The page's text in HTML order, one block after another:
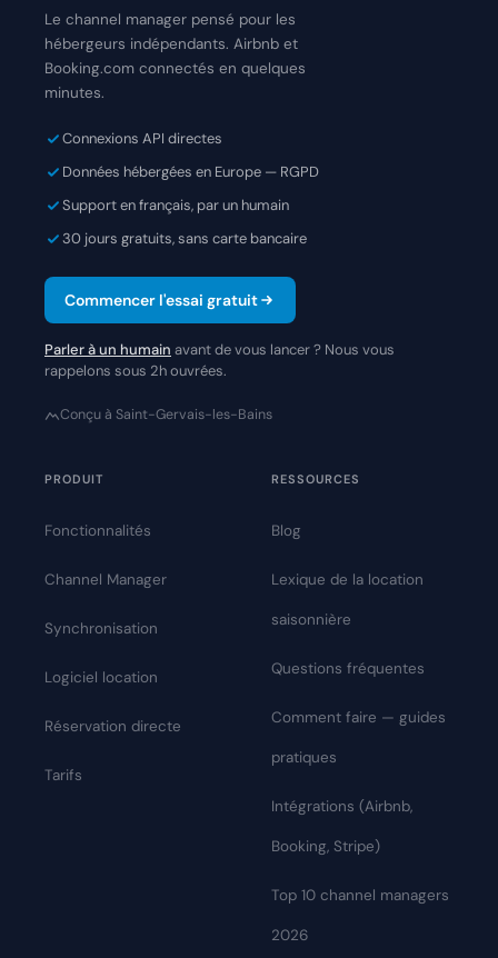
Le channel manager pensé pour les
hébergeurs indépendants. Airbnb et
Booking.com connectés en quelques
minutes.
Connexions API directes
Données hébergées en Europe — RGPD
Support en français, par un humain
30 jours gratuits, sans carte bancaire
Commencer l'essai gratuit
Parler à un humain avant de vous lancer ? Nous vous
rappelons sous 2h ouvrées.
Conçu à Saint-Gervais-les-Bains
PRODUIT
Fonctionnalités
Channel Manager
Synchronisation
Logiciel location
Réservation directe
Tarifs
RESSOURCES
Blog
Lexique de la location
saisonnière
Questions fréquentes
Comment faire — guides
pratiques
Intégrations (Airbnb,
Booking, Stripe)
Top 10 channel managers
2026